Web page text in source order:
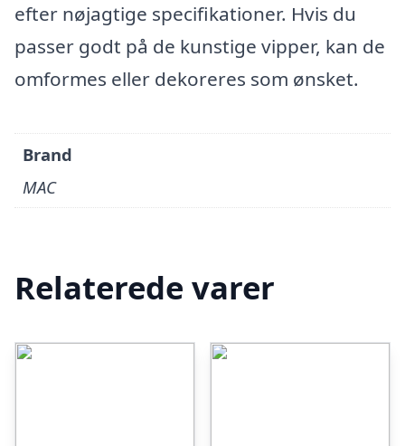
efter nøjagtige specifikationer. Hvis du
passer godt på de kunstige vipper, kan de
omformes eller dekoreres som ønsket.
Brand
MAC
Relaterede varer